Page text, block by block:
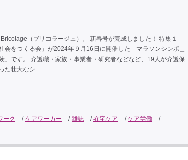
（ブリコラージュ）。 新春号が完成しました！ 特集１
会をつくる会」が2024年９月16日に開催した「マラソンシンポ＿
」です。 介護職・家族・事業者・研究者などなど、19人が介護保
た壮大なシ…
ーク /ケアワーカー /雑誌 /在宅ケア /ケア労働
/